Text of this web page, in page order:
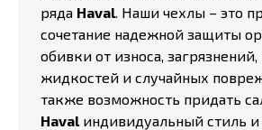
ряда Haval. Наши чехлы – это
сочетание надежной защиты
обивки от износа,
жидкостей и случайных
также возможность придать
Havalиндивидуальный стиль и